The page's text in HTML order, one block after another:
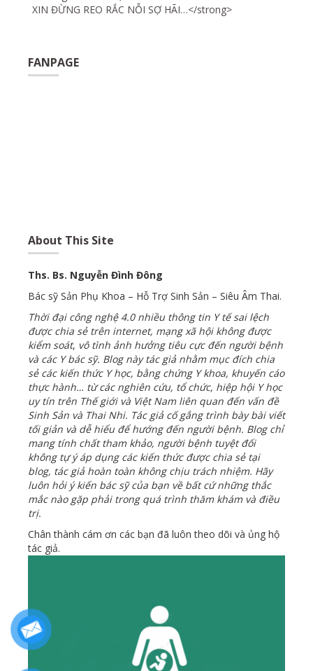
XIN ĐỪNG REO RẮC NỖI SỢ HÃI…</strong>
FANPAGE
About This Site
Ths. Bs. Nguyễn Đình Đông
Bác sỹ Sản Phụ Khoa – Hỗ Trợ Sinh Sản – Siêu Âm Thai.
Thời đại công nghệ 4.0 nhiều thông tin Y tế sai lệch
được chia sẻ trên internet, mạng xã hội không được
kiểm soát, vô tình ảnh hưởng tiêu cực đến người bệnh
và các Y bác sỹ. Blog này tác giả nhằm mục đích chia
sẻ các kiến thức Y học, bằng chứng Y khoa, khuyến cáo
thực hành… từ các nghiên cứu, tổ chức, hiệp hội Y học
uy tín trên Thế giới và Việt Nam liên quan đến vấn đề
Sinh Sản và Thai Nhi. Tác giả cố gắng trình bày bài viết
tối giản và dễ hiểu để hướng đến người bệnh. Blog chỉ
mang tính chất tham khảo, người bệnh tuyệt đối
không tự ý áp dụng các kiến thức được chia sẻ tại
blog, tác giả hoàn toàn không chịu trách nhiệm. Hãy
luôn hỏi ý kiến bác sỹ của bạn về bất cứ những thắc
mắc nào gặp phải trong quá trình thăm khám và điều
trị.
Chân thành cám ơn các bạn đã luôn theo dõi và ủng hộ
tác giả.